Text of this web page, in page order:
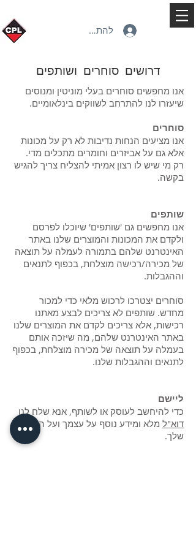
להתחברות
דרושים סוחרים ושותפים
אנו מחפשים סוחרים בעלי מוניטין ומנוסים
שיעזרו לנו להתרחב לשווקים בינלאומיים.
סוחרים
אנו מציעים הנחות נדיבות לא רק על מכונות
אלא גם על אביזרים וחומרים מתכלים מדי.
רק מי שיש לו רצון אמיתי להצליח צריך להגיש
בקשה.
שותפים
אנו מחפשים גם 'שותפים' שיוכלו לפרסם
ולקדם את המכונות והמוצרים שלנו באתר
האינטרנט שלהם בתמורה לעמלה על תוצאה
של מכירה/רכישה מוצלחת, בכפוף לתנאים
וההגבלות.
סוחרים יצטרכו לרכוש מלאי כדי למכור
מחדש. שותפים לא צריכים לבצע מאתנו
רכישות, אלא צריכים לקדם את המוצרים שלנו
באתר האינטרנט שלהם, מה שיזכה אותם
בעמלה על תוצאה של מכירה מוצלחת, בכפוף
לתנאים וההגבלות שלנו.
ליישם
כדי להיחשב לעוסק או לשותף, אנא שלח לנו
דוא"ל מלא ומידע נוסף על עצמך ועל העסק
שלך.